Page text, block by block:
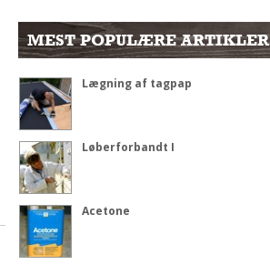
MEST POPULÆRE ARTIKLER
Lægning af tagpap
Løberforbandt I
Acetone